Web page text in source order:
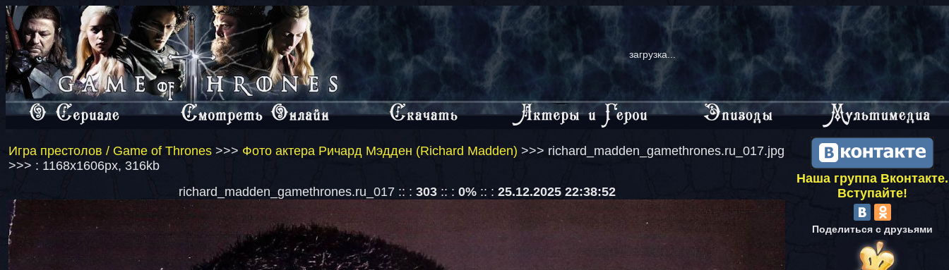
загрузка...
Игра престолов / Game of Thrones >>> Фото актера Ричард Мэдден (Richard Madden) >>> richard_madden_gamethrones.ru_017.jpg
>>> : 1168x1606px, 316kb
richard_madden_gamethrones.ru_017 :: : 303:: : 0%:: : 25.12.2025 22:38:52
Наша группа Вконтакте.
Вступайте!
Поделиться с друзьями